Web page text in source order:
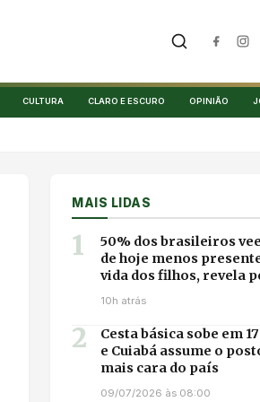
CULTURA CLARO E ESCURO OPINIÃO
MAIS LIDAS
1
50% dos brasileiros
de hoje menos
vida dos filhos, revela
10h atrás
2
Cesta básica sobe em
e Cuiabá assume o
mais cara do país
09/07/2026 às 08:00